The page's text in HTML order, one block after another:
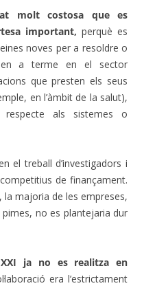
molt costosa que es
important, perquè es
noves per a resoldre o
a terme en el sector
que presten els seus
en l’àmbit de la salut),
respecte als sistemes o
el treball d’investigadors i
de finançament.
la majoria de les empreses,
no es plantejaria dur
ja no es realitza en
era l’estrictament